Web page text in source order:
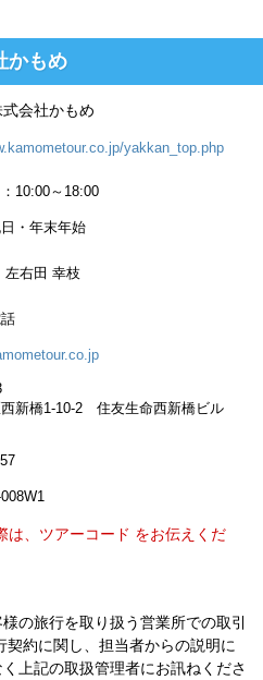
かもめ
会社かもめ
yakkan_top.php
10:00～18:00
・年末年始
左右田 幸枝
新橋1-10-2 住友生命西新橋ビル
、ツアーコード をお伝えくだ
の旅行を取り扱う営業所での取引
約に関し、担当者からの説明に
上記の取扱管理者にお訊ねくださ